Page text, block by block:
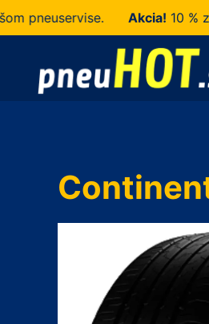
Akcia!10 % zľava